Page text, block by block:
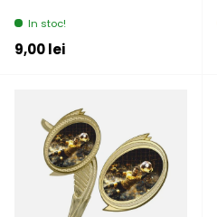
In stoc!
Pret initial
9,00 lei